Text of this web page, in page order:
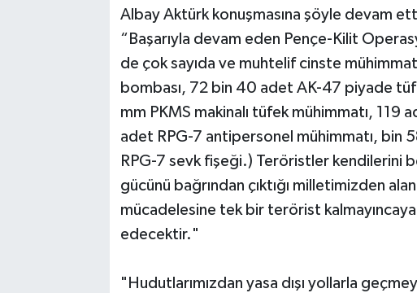
Albay Aktürk konuşmasına şöyle devam
“Başarıyla devam eden Pençe-Kilit
de çok sayıda ve muhtelif cinste
bombası, 72 bin 40 adet AK-47 piyade
mm PKMS makinalı tüfek mühimmatı, 119
adet RPG-7 antipersonel mühimmatı, bin
RPG-7 sevk fişeği.) Teröristler kendilerini
gücünü bağrından çıktığı milletimizden
mücadelesine tek bir terörist kalmayıncaya
edecektir."
"Hudutlarımızdan yasa dışı yollarla